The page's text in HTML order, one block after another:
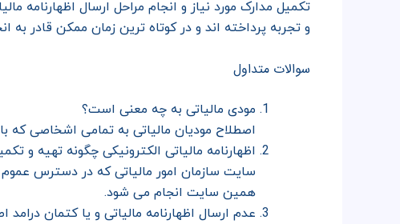
تکمیل مدارک مورد نیاز و انجام مراحل ارسال
و تجربه پرداخته اند و در کوتاه ترین زمان ممکن قادر به
سوالات متداول
مودی مالیاتی به چه معنی است؟
اصطلاح مودیان مالیاتی به تمامی اشخاصی که
اظهارنامه مالیاتی الکترونیکی چگونه تهیه و
سایت سازمان امور مالیاتی که در دسترس عموم
همین سایت انجام می شود.
عدم ارسال اظهارنامه مالیاتی و یا کتمان درامد